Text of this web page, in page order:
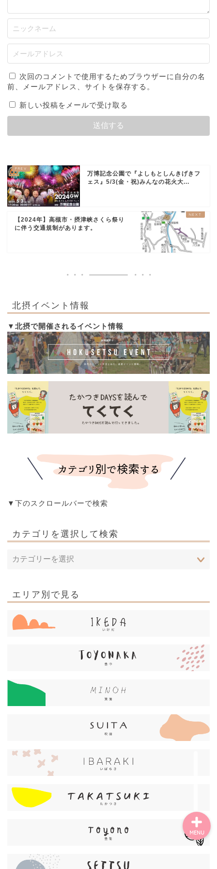
次回のコメントで使用するためブラウザーに自分の名
前、メールアドレス、サイトを保存する。
新しい投稿をメールで受け取る
万博記念公園で『よしもとしんきげきフ
ェス』5/3(金・祝)みんなの花火大...
【2024年】高槻市・摂津峡さくら祭り
に伴う交通規制があります。
北摂イベント情報
▼北摂で開催されるイベント情報
▼下のスクロールバーで検索
カテゴリを選択して検索
エリア別で見る
MENU
ごあいさつ・自己紹介
お問い合わせ
【記事・SNS掲載依頼に
ついて】
【北摂まちのイベント情
報】掲載希望される方へ